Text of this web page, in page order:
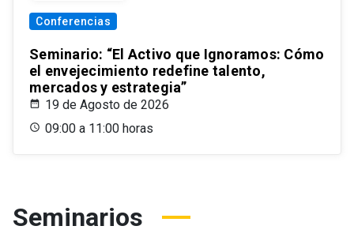
Conferencias
Seminario: “El Activo que Ignoramos: Cómo
el envejecimiento redefine talento,
mercados y estrategia”
19 de Agosto de 2026
09:00 a 11:00 horas
Seminarios